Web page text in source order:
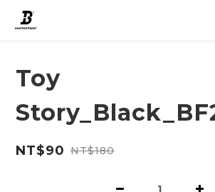
Toy
NT$90 NT$180